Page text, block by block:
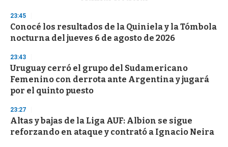
d
s
o
f
3
s
e
c
o
d
s
23:45
Conocé los resultados de la Quiniela y la Tómbola
nocturna del jueves 6 de agosto de 2026
23:43
Uruguay cerró el grupo del Sudamericano
Femenino con derrota ante Argentina y jugará
por el quinto puesto
23:27
Altas y bajas de la Liga AUF: Albion se sigue
reforzando en ataque y contrató a Ignacio Neira